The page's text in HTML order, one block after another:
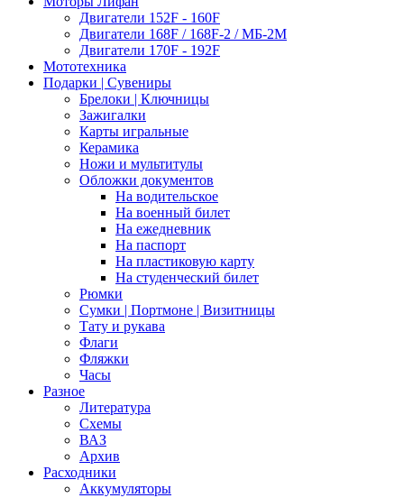
Двигатели 152F - 160F
Двигатели 168F / 168F-2 / МБ-2М
Двигатели 170F - 192F
Мототехника
Подарки | Сувениры
Брелоки | Ключницы
Зажигалки
Карты игральные
Керамика
Ножи и мультитулы
Обложки документов
На водительское
На военный билет
На ежедневник
На паспорт
На пластиковую карту
На студенческий билет
Рюмки
Сумки | Портмоне | Визитницы
Тату и рукава
Флаги
Фляжки
Часы
Разное
Литература
Схемы
ВАЗ
Архив
Расходники
Аккумуляторы